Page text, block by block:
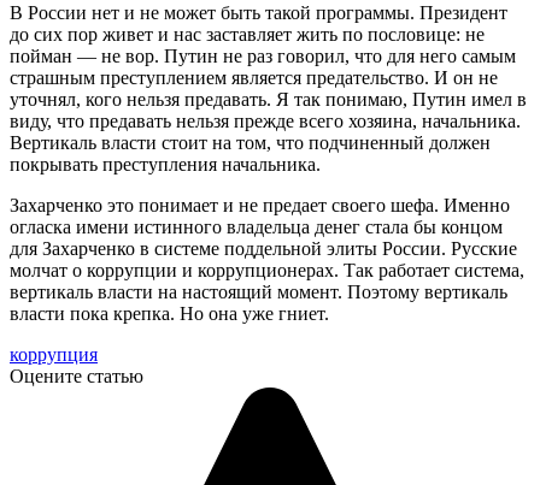
В России нет и не может быть такой программы. Президент
до сих пор живет и нас заставляет жить по пословице: не
пойман — не вор. Путин не раз говорил, что для него самым
страшным преступлением является предательство. И он не
уточнял, кого нельзя предавать. Я так понимаю, Путин имел в
виду, что предавать нельзя прежде всего хозяина, начальника.
Вертикаль власти стоит на том, что подчиненный должен
покрывать преступления начальника.
Захарченко это понимает и не предает своего шефа. Именно
огласка имени истинного владельца денег стала бы концом
для Захарченко в системе поддельной элиты России. Русские
молчат о коррупции и коррупционерах. Так работает система,
вертикаль власти на настоящий момент. Поэтому вертикаль
власти пока крепка. Но она уже гниет.
коррупция
Оцените статью